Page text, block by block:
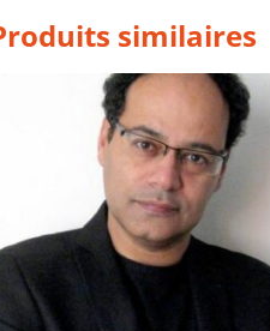
similaires